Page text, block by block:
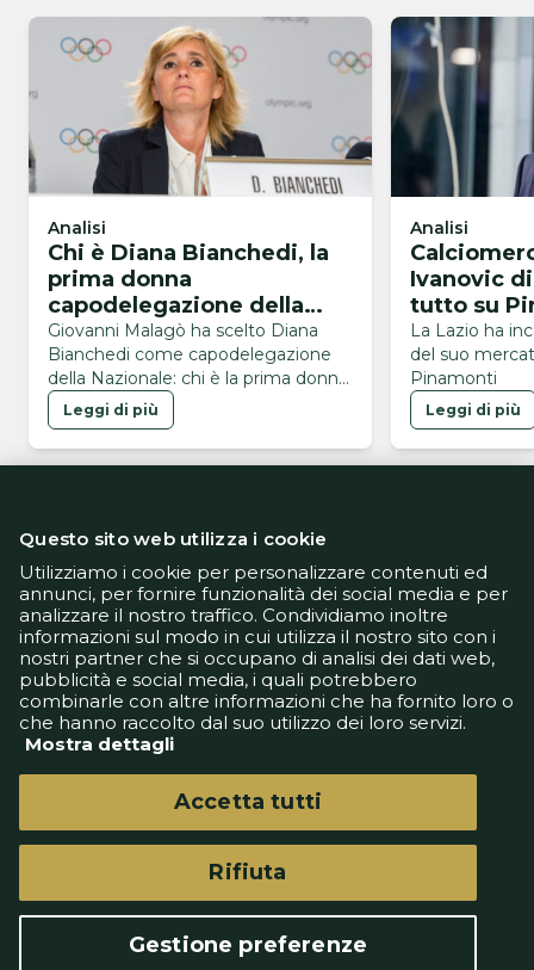
Analisi
Chi è Diana Bianchedi, la
prima donna
capodelegazione della
Nazionale
Giovanni Malagò ha scelto Diana
Bianchedi come capodelegazione
della Nazionale: chi è la prima donna
a ricoprire questo ruolo
Leggi di più
Analisi
Ivanovic
tutto su
La Lazio ha
del suo
Pinamonti
Leggi di più
Informativa Privacy
Informativa Cookie
Tech App
Gestione preferenze
support@goldbetlive.it
GoldBetlive è un sito di GBO Italy Spa
Questo sito non rappresenta una testata
giornalistica in quanto viene aggiornato senza
Questo sito web utilizza i cookie
Utilizziamo i cookie per personalizzare contenuti ed
annunci, per fornire funzionalità dei social media e per
analizzare il nostro traffico. Condividiamo inoltre
informazioni sul modo in cui utilizza il nostro sito con i
nostri partner che si occupano di analisi dei dati web,
pubblicità e social media, i quali potrebbero
combinarle con altre informazioni che ha fornito loro o
che hanno raccolto dal suo utilizzo dei loro servizi.
Mostra dettagli
Gestione preferenze
Rifiuta
Accetta tutti